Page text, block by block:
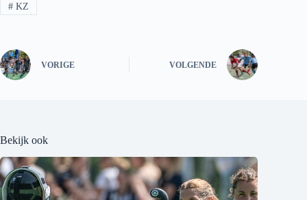
#KZ
VORIGE VOLGENDE
Bekijk ook